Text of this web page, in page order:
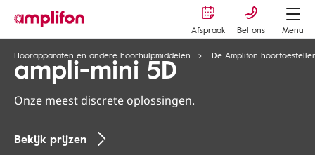
Afspraak Bel ons
Menu
Hoorapparaten en andere hoorhulpmiddelen
De Amplifon
ampli-mini 5D
Onze meest discrete oplossingen.
Bekijk prijzen